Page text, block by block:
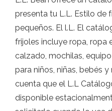
presenta tu L.L. Estilo de
pequeños. El l.L. El
frijoles incluye ropa, ropa
calzado, mochilas,
para niños, niñas, bebés
cuenta que el L.L
disponible